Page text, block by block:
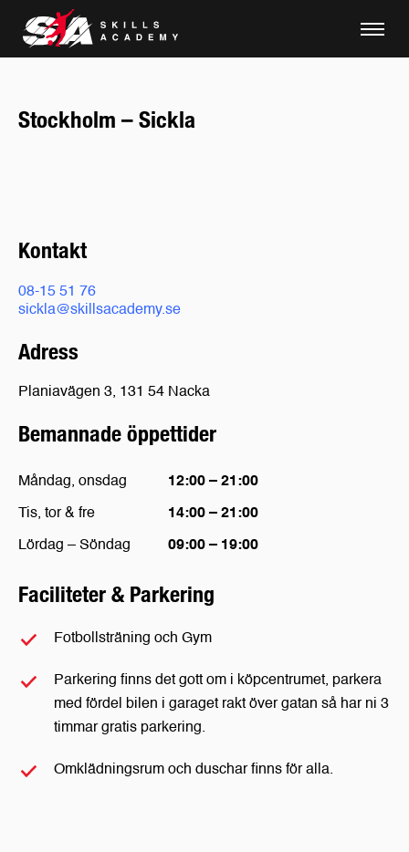
Stockholm – Sickla
Kontakt
08-15 51 76
sickla@skillsacademy.se
Adress
Planiavägen 3, 131 54 Nacka
Bemannade öppettider
Måndag, onsdag 12:00 – 21:00
Tis, tor & fre 14:00 – 21:00
Lördag – Söndag 09:00 – 19:00
Faciliteter & Parkering
Fotbollsträning och Gym
Parkering finns det gott om i köpcentrumet, parkera
med fördel bilen i garaget rakt över gatan så har ni 3
timmar gratis parkering.
Omklädningsrum och duschar finns för alla.